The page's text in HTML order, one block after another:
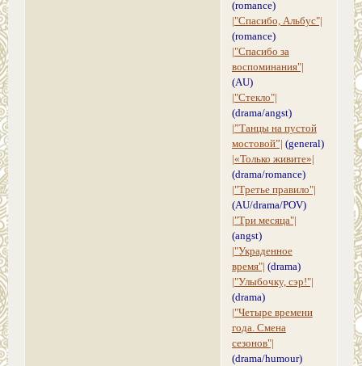
(romance)
|"Спасибо, Альбус"|
(romance)
|"Спасибо за
воспоминания"|
(AU)
|"Стекло"|
(drama/angst)
|”Танцы на пустой
мостовой”| (general)
|«Только живите»|
(drama/romance)
|"Третье правило"|
(AU/drama/POV)
|"Три месяца"|
(angst)
|"Украденное
время"| (drama)
|"Улыбочку, сэр!"|
(drama)
|"Четыре времени
года. Смена
сезонов"|
(drama/humour)